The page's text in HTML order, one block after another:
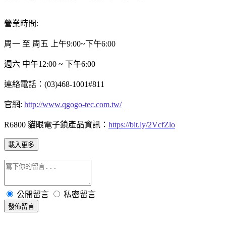
營業時間:
周一 至 周五 上午9:00~下午6:00
週六 中午12:00 ~ 下午6:00
連絡電話：(03)468-1001#811
官網: http://www.qgogo-tec.com.tw/
R6800 貓眼電子鎖產品資訊： https://bit.ly/2VcfZlo
載入更多
公開留言 私密留言
發佈留言